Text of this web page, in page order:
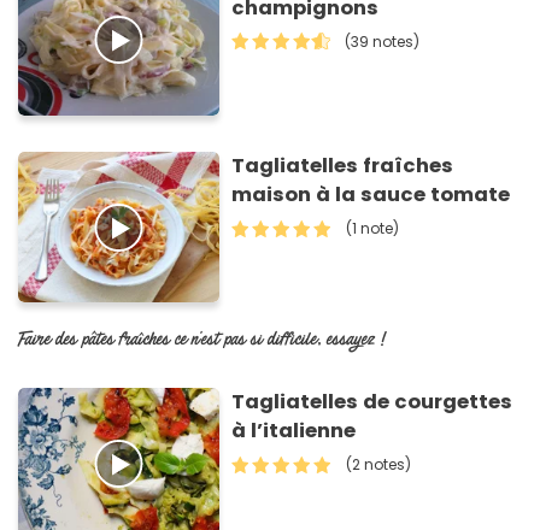
champignons
(39 notes)
Tagliatelles fraîches
maison à la sauce tomate
(1 note)
Faire des pâtes fraîches ce n'est pas si difficile, essayez !
Tagliatelles de courgettes
à l’italienne
(2 notes)